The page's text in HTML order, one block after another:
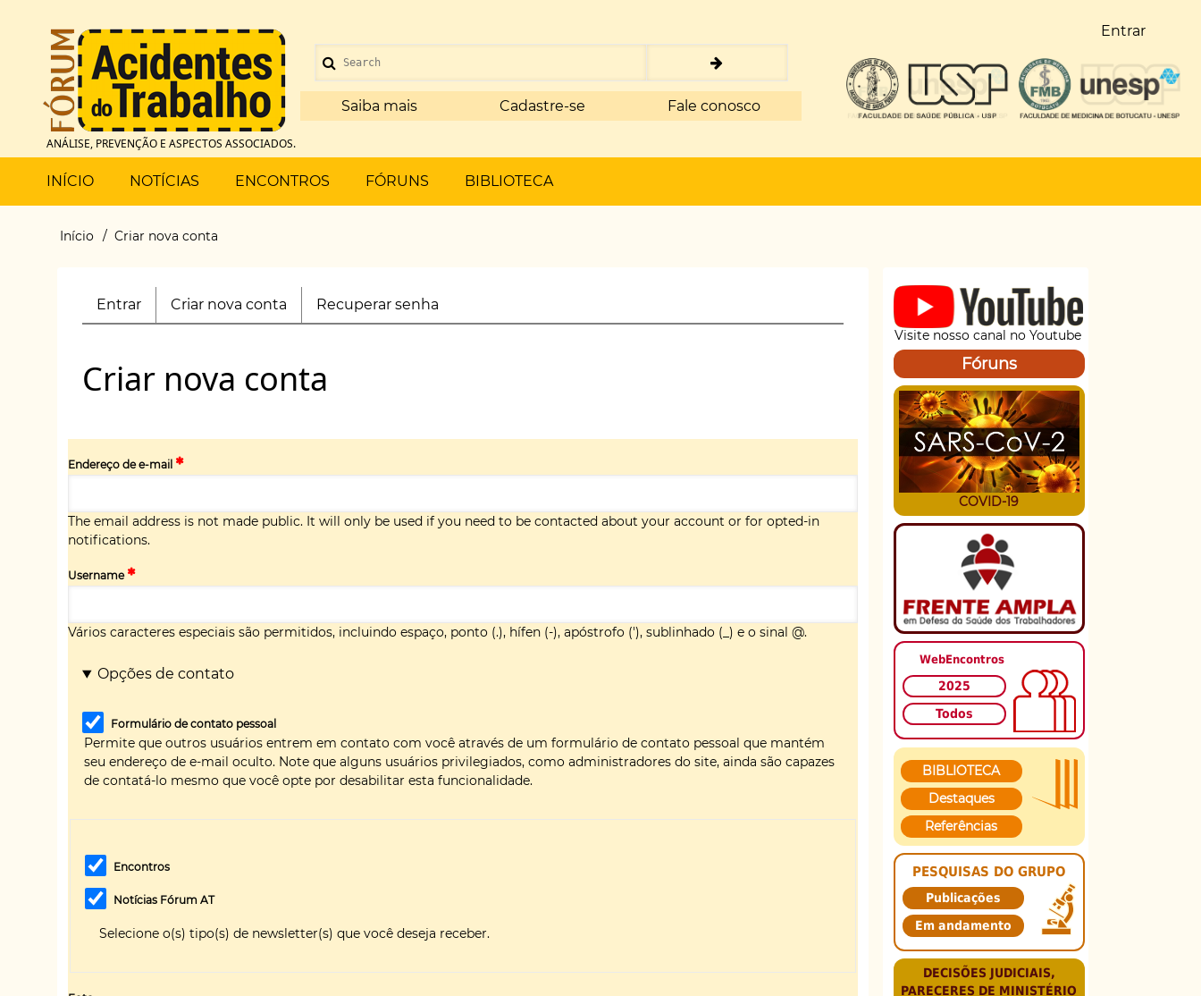
conteúdo
principal
ANÁLISE, PREVENÇÃO E ASPECTOS ASSOCIADOS.
Menu
de
conta
de
usuário
Entrar
Saiba mais Cadastre-se Fale conosco
Main
menu
INÍCIO NOTÍCIAS ENCONTROS FÓRUNS BIBLIOTECA
Trilha
navegação
Início Criar nova conta
Primary
tabs
Entrar Criar nova conta
ativa)
Recuperar senha
Criar nova conta
Endereço de e-mail
The email address is not made public. It will only be used if you need to be contacted about your account or for opted-in
notifications.
Username
Vários caracteres especiais são permitidos, incluindo espaço, ponto (.), hífen (-), apóstrofo ('), sublinhado (_) e o sinal @.
Opções de contato
Formulário de contato pessoal
Permite que outros usuários entrem em contato com você através de um formulário de contato pessoal que mantém
seu endereço de e-mail oculto. Note que alguns usuários privilegiados, como administradores do site, ainda são capazes
de contatá-lo mesmo que você opte por desabilitar esta funcionalidade.
Encontros
Notícias Fórum AT
Selecione o(s) tipo(s) de newsletter(s) que você deseja receber.
Visite nosso canal no Youtube
Fóruns
COVID-19
WebEncontros
2025
Todos
BIBLIOTECA
Destaques
Referências
PESQUISAS DO GRUPO
Publicações
Em andamento
DECISÕES JUDICIAIS,
PARECERES DE MINISTÉRIO